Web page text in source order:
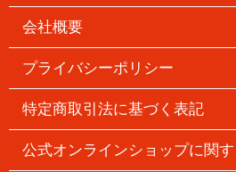
会社概要
プライバシーポリシー
特定商取引法に基づく表記
公式オンラインショップに関